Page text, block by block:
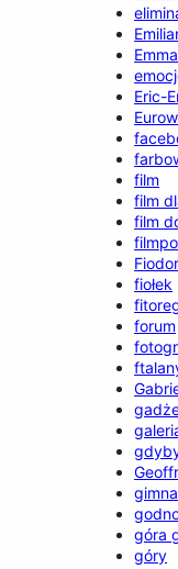
Eric-
film
film
film
fiołek
forum
góra
góry